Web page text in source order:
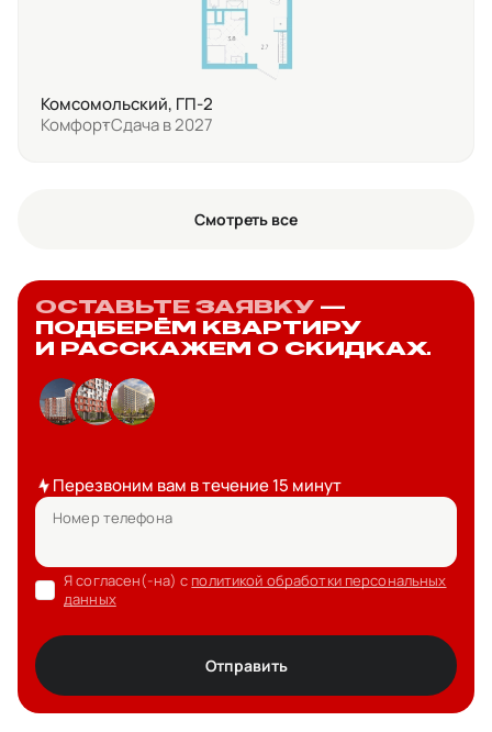
Комсомольский, ГП-2
КомфортСдача в 2027
Смотреть все
ОСТАВЬТЕ ЗАЯВКУ —
ПОДБЕРЁМ КВАРТИРУ
И РАССКАЖЕМ О СКИДКАХ.
Перезвоним вам в течение 15 минут
Номер телефона
Я согласен(-на) с политикой обработки персональных
данных
Отправить